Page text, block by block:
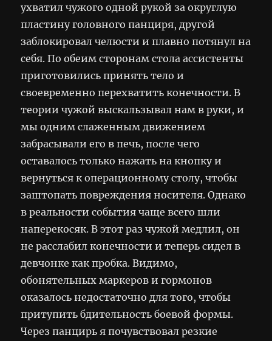
ухватил чужого одной рукой за округлую
пластину головного панциря, другой
заблокировал челюсти и плавно потянул на
себя. По обеим сторонам стола ассистенты
приготовились принять тело и
своевременно перехватить конечности. В
теории чужой выскальзывал нам в руки, и
мы одним слаженным движением
забрасывали его в печь, после чего
оставалось только нажать на кнопку и
вернуться к операционному столу, чтобы
заштопать повреждения носителя. Однако
в реальности события чаще всего шли
наперекосяк. В этот раз чужой медлил, он
не расслабил конечности и теперь сидел в
девчонке как пробка. Видимо,
обонятельных маркеров и гормонов
оказалось недостаточно для того, чтобы
притупить бдительность боевой формы.
Через панцирь я почувствовал резкие